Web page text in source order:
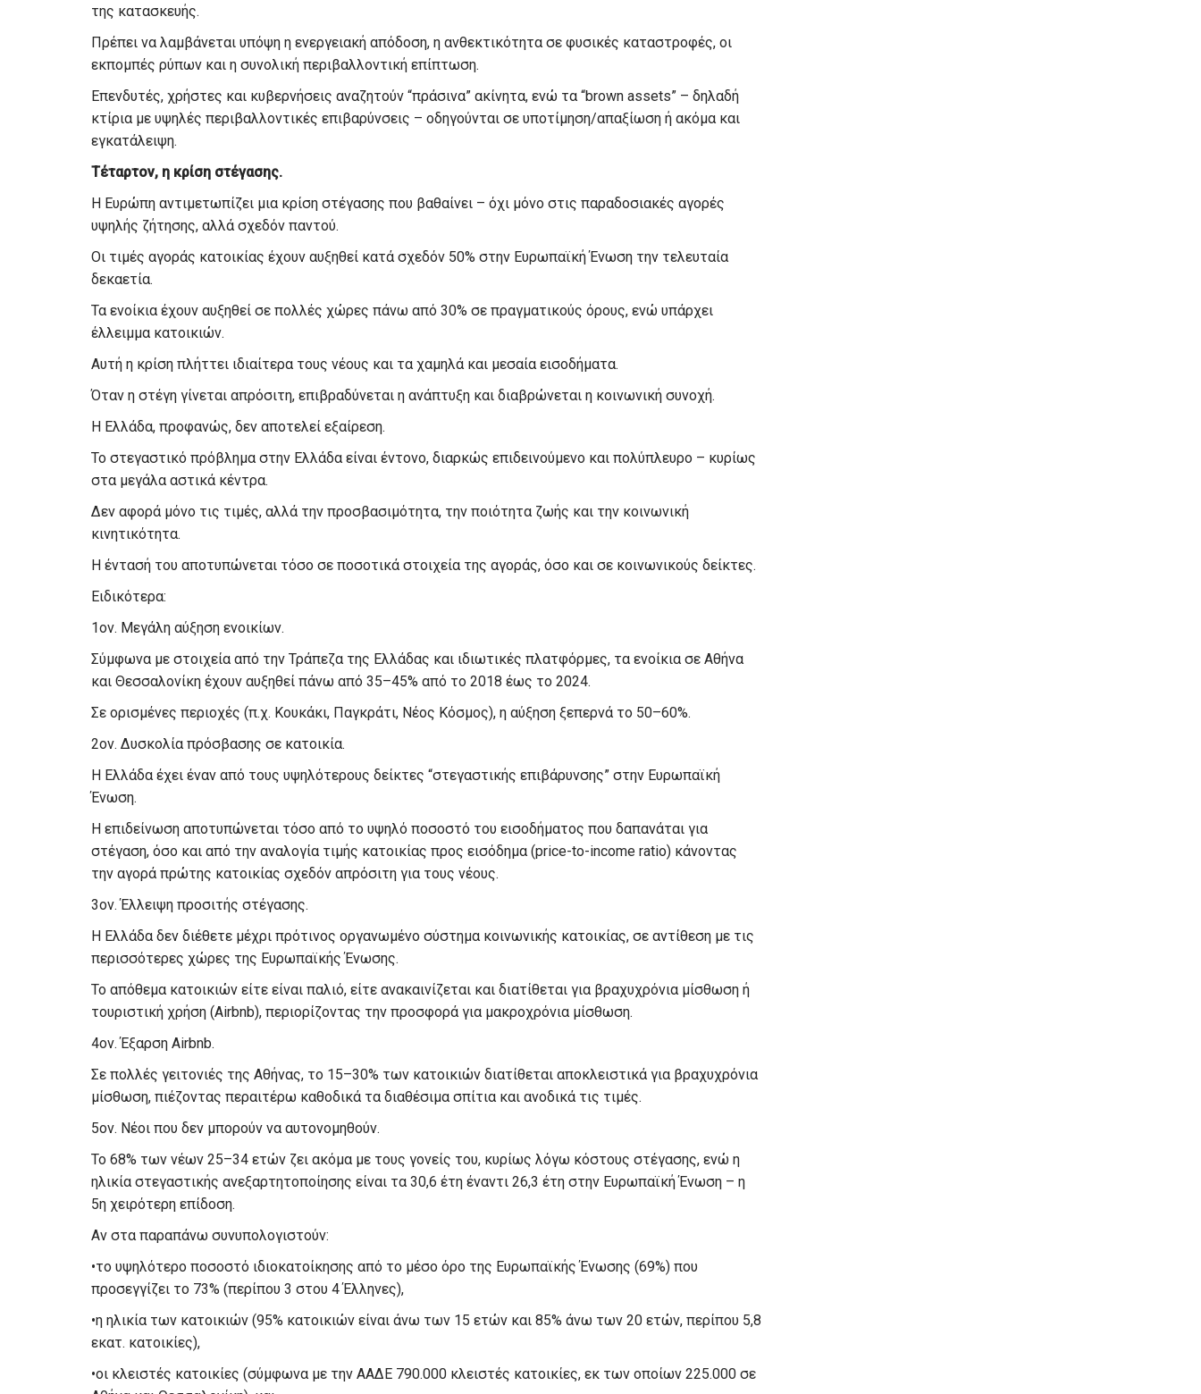
της κατασκευής.
Πρέπει να λαμβάνεται υπόψη η ενεργειακή απόδοση, η ανθεκτικότητα σε φυσικές καταστροφές, οι
εκπομπές ρύπων και η συνολική περιβαλλοντική επίπτωση.
Επενδυτές, χρήστες και κυβερνήσεις αναζητούν “πράσινα” ακίνητα, ενώ τα “brown assets” – δηλαδή
κτίρια με υψηλές περιβαλλοντικές επιβαρύνσεις – οδηγούνται σε υποτίμηση/απαξίωση ή ακόμα και
εγκατάλειψη.
Τέταρτον, η κρίση στέγασης.
Η Ευρώπη αντιμετωπίζει μια κρίση στέγασης που βαθαίνει – όχι μόνο στις παραδοσιακές αγορές
υψηλής ζήτησης, αλλά σχεδόν παντού.
Οι τιμές αγοράς κατοικίας έχουν αυξηθεί κατά σχεδόν 50% στην Ευρωπαϊκή Ένωση την τελευταία
δεκαετία.
Τα ενοίκια έχουν αυξηθεί σε πολλές χώρες πάνω από 30% σε πραγματικούς όρους, ενώ υπάρχει
έλλειμμα κατοικιών.
Αυτή η κρίση πλήττει ιδιαίτερα τους νέους και τα χαμηλά και μεσαία εισοδήματα.
Όταν η στέγη γίνεται απρόσιτη, επιβραδύνεται η ανάπτυξη και διαβρώνεται η κοινωνική συνοχή.
Η Ελλάδα, προφανώς, δεν αποτελεί εξαίρεση.
Το στεγαστικό πρόβλημα στην Ελλάδα είναι έντονο, διαρκώς επιδεινούμενο και πολύπλευρο – κυρίως
στα μεγάλα αστικά κέντρα.
Δεν αφορά μόνο τις τιμές, αλλά την προσβασιμότητα, την ποιότητα ζωής και την κοινωνική
κινητικότητα.
Η έντασή του αποτυπώνεται τόσο σε ποσοτικά στοιχεία της αγοράς, όσο και σε κοινωνικούς δείκτες.
Ειδικότερα:
1ον. Μεγάλη αύξηση ενοικίων.
Σύμφωνα με στοιχεία από την Τράπεζα της Ελλάδας και ιδιωτικές πλατφόρμες, τα ενοίκια σε Αθήνα
και Θεσσαλονίκη έχουν αυξηθεί πάνω από 35–45% από το 2018 έως το 2024.
Σε ορισμένες περιοχές (π.χ. Κουκάκι, Παγκράτι, Νέος Κόσμος), η αύξηση ξεπερνά το 50–60%.
2ον. Δυσκολία πρόσβασης σε κατοικία.
Η Ελλάδα έχει έναν από τους υψηλότερους δείκτες “στεγαστικής επιβάρυνσης” στην Ευρωπαϊκή
Ένωση.
Η επιδείνωση αποτυπώνεται τόσο από το υψηλό ποσοστό του εισοδήματος που δαπανάται για
στέγαση, όσο και από την αναλογία τιμής κατοικίας προς εισόδημα (price-to-income ratio) κάνοντας
την αγορά πρώτης κατοικίας σχεδόν απρόσιτη για τους νέους.
3ον. Έλλειψη προσιτής στέγασης.
Η Ελλάδα δεν διέθετε μέχρι πρότινος οργανωμένο σύστημα κοινωνικής κατοικίας, σε αντίθεση με τις
περισσότερες χώρες της Ευρωπαϊκής Ένωσης.
Το απόθεμα κατοικιών είτε είναι παλιό, είτε ανακαινίζεται και διατίθεται για βραχυχρόνια μίσθωση ή
τουριστική χρήση (Airbnb), περιορίζοντας την προσφορά για μακροχρόνια μίσθωση.
4ον. Έξαρση Airbnb.
Σε πολλές γειτονιές της Αθήνας, το 15–30% των κατοικιών διατίθεται αποκλειστικά για βραχυχρόνια
μίσθωση, πιέζοντας περαιτέρω καθοδικά τα διαθέσιμα σπίτια και ανοδικά τις τιμές.
5ον. Νέοι που δεν μπορούν να αυτονομηθούν.
Το 68% των νέων 25–34 ετών ζει ακόμα με τους γονείς του, κυρίως λόγω κόστους στέγασης, ενώ η
ηλικία στεγαστικής ανεξαρτητοποίησης είναι τα 30,6 έτη έναντι 26,3 έτη στην Ευρωπαϊκή Ένωση – η
5η χειρότερη επίδοση.
Αν στα παραπάνω συνυπολογιστούν:
•το υψηλότερο ποσοστό ιδιοκατοίκησης από το μέσο όρο της Ευρωπαϊκής Ένωσης (69%) που
προσεγγίζει το 73% (περίπου 3 στου 4 Έλληνες),
•η ηλικία των κατοικιών (95% κατοικιών είναι άνω των 15 ετών και 85% άνω των 20 ετών, περίπου 5,8
εκατ. κατοικίες),
•οι κλειστές κατοικίες (σύμφωνα με την ΑΑΔΕ 790.000 κλειστές κατοικίες, εκ των οποίων 225.000 σε